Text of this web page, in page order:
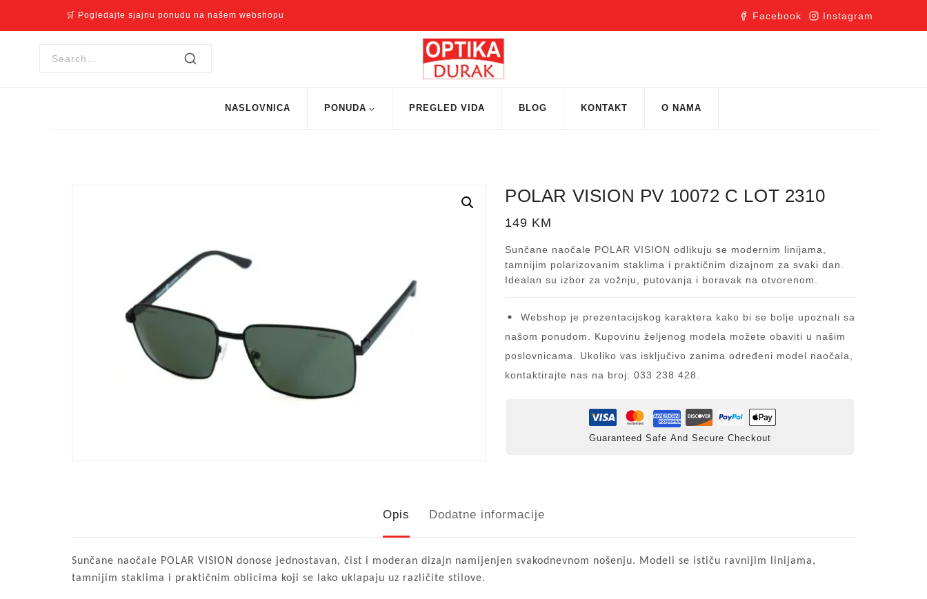
🛒 Pogledajte sjajnu ponudu na našem webshopu Facebook Instagram
NASLOVNICA PONUDA PREGLED VIDA BLOG KONTAKT O NAMA
POLAR VISION PV 10072 C LOT 2310
149 KM
Sunčane naočale POLAR VISION odlikuju se modernim linijama,
tamnijim polarizovanim staklima i praktičnim dizajnom za svaki dan.
Idealan su izbor za vožnju, putovanja i boravak na otvorenom.
Webshop je prezentacijskog karaktera kako bi se bolje upoznali sa
našom ponudom. Kupovinu željenog modela možete obaviti u našim
poslovnicama. Ukoliko vas isključivo zanima određeni model naočala,
kontaktirajte nas na broj: 033 238 428.
Guaranteed Safe And Secure Checkout
Opis Dodatne informacije
Sunčane naočale POLAR VISION donose jednostavan, čist i moderan dizajn namijenjen svakodnevnom nošenju. Modeli se ističu ravnijim linijama,
tamnijim staklima i praktičnim oblicima koji se lako uklapaju uz različite stilove.